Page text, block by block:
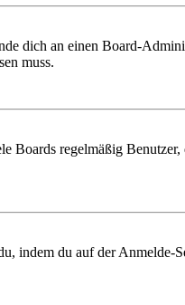
dich an einen Board-
muss.
Boards regelmäßig
indem du auf der Anmelde-